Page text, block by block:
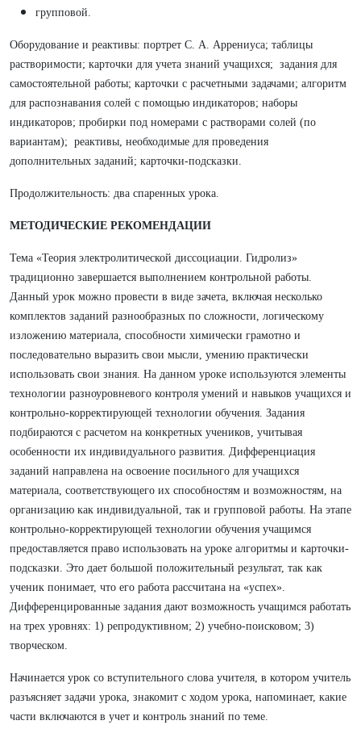
групповой.
Оборудование и реактивы: портрет С. А. Аррениуса; таблицы
растворимости; карточки для учета знаний учащихся; задания для
самостоятельной работы; карточки с расчетными задачами; алгоритм
для распознавания солей с помощью индикаторов; наборы
индикаторов; пробирки под номерами с растворами солей (по
вариантам); реактивы, необходимые для проведения
дополнительных заданий; карточки-подсказки.
Продолжительность: два спаренных урока.
МЕТОДИЧЕСКИЕ РЕКОМЕНДАЦИИ
Тема «Теория электролитической диссоциации. Гидролиз»
традиционно завершается выполнением контрольной работы.
Данный урок можно провести в виде зачета, включая несколько
комплектов заданий разнообразных по сложности, логическому
изложению материала, способности химически грамотно и
последовательно выразить свои мысли, умению практически
использовать свои знания. На данном уроке используются элементы
технологии разноуровневого контроля умений и навыков учащихся и
контрольно-корректирующей технологии обучения. Задания
подбираются с расчетом на конкретных учеников, учитывая
особенности их индивидуального развития. Дифференциация
заданий направлена на освоение посильного для учащихся
материала, соответствующего их способностям и возможностям, на
организацию как индивидуальной, так и групповой работы. На этапе
контрольно-корректирующей технологии обучения учащимся
предоставляется право использовать на уроке алгоритмы и карточки-
подсказки. Это дает большой положительный результат, так как
ученик понимает, что его работа рассчитана на «успех».
Дифференцированные задания дают возможность учащимся работать
на трех уровнях: 1) репродуктивном; 2) учебно-поисковом; 3)
творческом.
Начинается урок со вступительного слова учителя, в котором учитель
разъясняет задачи урока, знакомит с ходом урока, напоминает, какие
части включаются в учет и контроль знаний по теме.